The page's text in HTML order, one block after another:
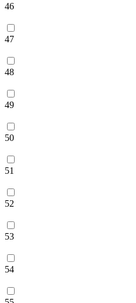
46
47
48
49
50
51
52
53
54